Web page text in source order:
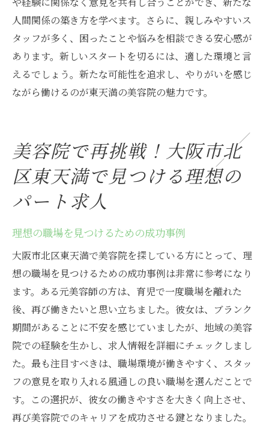
人間関係の築き方を学べます。さらに、親しみやすいス
タッフが多く、困ったことや悩みを相談できる安心感が
あります。新しいスタートを切るには、適した環境と言
えるでしょう。新たな可能性を追求し、やりがいを感じ
ながら働けるのが東天満の美容院の魅力です。
美容院で再挑戦！大阪市北
区東天満で見つける理想の
パート求人
理想の職場を見つけるための成功事例
大阪市北区東天満で美容院を探している方にとって、理
想の職場を見つけるための成功事例は非常に参考になり
ます。ある元美容師の方は、育児で一度職場を離れた
後、再び働きたいと思い立ちました。彼女は、ブランク
期間があることに不安を感じていましたが、地域の美容
院での経験を生かし、求人情報を詳細にチェックしまし
た。最も注目すべきは、職場環境が働きやすく、スタッ
フの意見を取り入れる風通しの良い職場を選んだことで
す。この選択が、彼女の働きやすさを大きく向上させ、
再び美容院でのキャリアを成功させる鍵となりました。